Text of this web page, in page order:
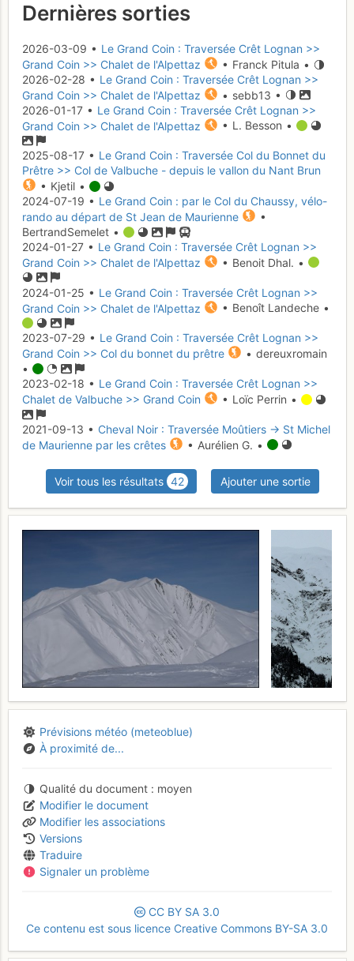
Dernières sorties
2026-03-09 • Le Grand Coin : Traversée Crêt Lognan >>
Grand Coin >> Chalet de l'Alpettaz
• Franck Pitula •
2026-02-28 • Le Grand Coin : Traversée Crêt Lognan >>
Grand Coin >> Chalet de l'Alpettaz
• sebb13 •
2026-01-17 • Le Grand Coin : Traversée Crêt Lognan >>
Grand Coin >> Chalet de l'Alpettaz
• L. Besson •
2025-08-17 • Le Grand Coin : Traversée Col du Bonnet du
Prêtre >> Col de Valbuche - depuis le vallon du Nant Brun
• Kjetil •
2024-07-19 • Le Grand Coin : par le Col du Chaussy, vélo-
rando au départ de St Jean de Maurienne
•
BertrandSemelet •
2024-01-27 • Le Grand Coin : Traversée Crêt Lognan >>
Grand Coin >> Chalet de l'Alpettaz
• Benoit Dhal. •
2024-01-25 • Le Grand Coin : Traversée Crêt Lognan >>
Grand Coin >> Chalet de l'Alpettaz
• Benoît Landeche •
2023-07-29 • Le Grand Coin : Traversée Crêt Lognan >>
Grand Coin >> Col du bonnet du prêtre
• dereuxromain
•
2023-02-18 • Le Grand Coin : Traversée Crêt Lognan >>
Chalet de Valbuche >> Grand Coin
• Loïc Perrin •
2021-09-13 • Cheval Noir : Traversée Moûtiers -> St Michel
de Maurienne par les crêtes
• Aurélien G. •
Voir tous les résultats 42 Ajouter une sortie
Prévisions météo (meteoblue)
À proximité de...
Qualité du document
moyen
Modifier le document
Modifier les associations
Versions
Traduire
Signaler un problème
CC BY SA 3.0
Ce contenu est sous licence Creative Commons BY-SA 3.0